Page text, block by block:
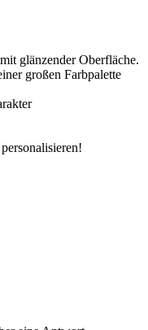
glänzender Oberfläche.
großen Farbpalette